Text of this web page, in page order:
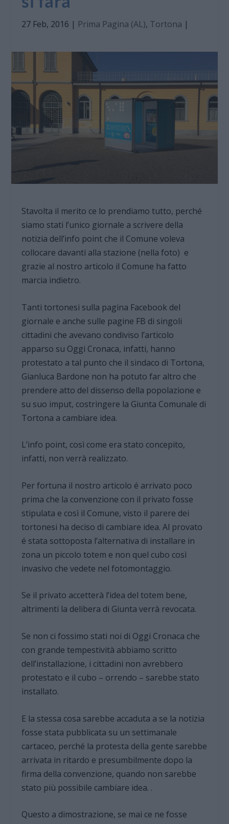
27 Feb, 2016 | Prima Pagina (AL), Tortona |
Stavolta il merito ce lo prendiamo tutto, perché
siamo stati l’unico giornale a scrivere della
notizia dell’info point che il Comune voleva
collocare davanti alla stazione (nella foto) e
grazie al nostro articolo il Comune ha fatto
marcia indietro.
Tanti tortonesi sulla pagina Facebook del
giornale e anche sulle pagine FB di singoli
cittadini che avevano condiviso l’articolo
apparso su Oggi Cronaca, infatti, hanno
protestato a tal punto che il sindaco di Tortona,
Gianluca Bardone non ha potuto far altro che
prendere atto del dissenso della popolazione e
su suo imput, costringere la Giunta Comunale di
Tortona a cambiare idea.
L’info point, così come era stato concepito,
infatti, non verrà realizzato.
Per fortuna il nostro articolo é arrivato poco
prima che la convenzione con il privato fosse
stipulata e così il Comune, visto il parere dei
tortonesi ha deciso di cambiare idea. Al provato
é stata sottoposta l’alternativa di installare in
zona un piccolo totem e non quel cubo così
invasivo che vedete nel fotomontaggio.
Se il privato accetterà l’idea del totem bene,
altrimenti la delibera di Giunta verrà revocata.
Se non ci fossimo stati noi di Oggi Cronaca che
con grande tempestività abbiamo scritto
dell’installazione, i cittadini non avrebbero
protestato e il cubo – orrendo – sarebbe stato
installato.
E la stessa cosa sarebbe accaduta a se la notizia
fosse stata pubblicata su un settimanale
cartaceo, perché la protesta della gente sarebbe
arrivata in ritardo e presumbilmente dopo la
firma della convenzione, quando non sarebbe
stato più possibile cambiare idea. .
Questo a dimostrazione, se mai ce ne fosse